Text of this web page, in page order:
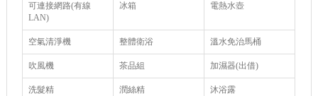
可連接網路(有線
LAN)
冰箱 電熱水壺
空氣清淨機 整體衛浴 溫水免治馬桶
吹風機 茶品組 加濕器(出借)
洗髮精 潤絲精 沐浴露